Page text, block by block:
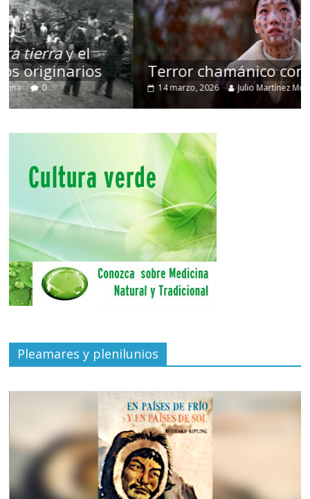
Terror chamánico coreano
14 marzo, 2026 Julio Martínez Molina 0
Pleamares y plenilunios